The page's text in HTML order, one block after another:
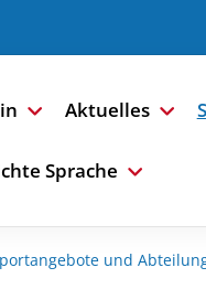
Aktuelles
Sprache
und